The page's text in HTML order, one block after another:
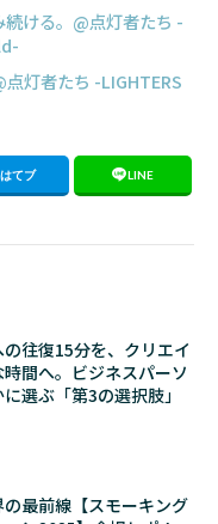
ける。@点灯者たち -
灯者たち -LIGHTERS
往復15分を、クリエイ
間へ。ビジネスパーソ
選ぶ「第3の選択肢」
最前線【スモーキング